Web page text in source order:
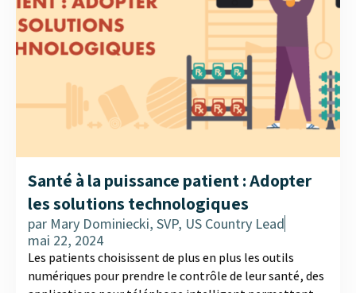
Santé à la puissance patient : Adopter
les solutions technologiques
par Mary Dominiecki, SVP, US Country Lead
mai 22, 2024
Les patients choisissent de plus en plus les outils
numériques pour prendre le contrôle de leur santé, des